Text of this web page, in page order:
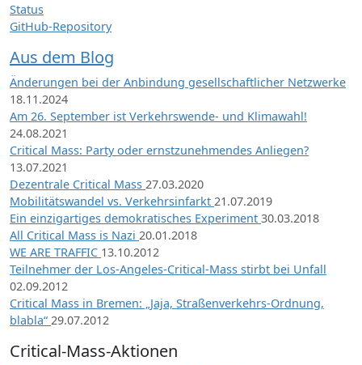
Status
GitHub-Repository
Aus dem Blog
Änderungen bei der Anbindung gesellschaftlicher Netzwerke
18.11.2024
Am 26. September ist Verkehrswende- und Klimawahl!
24.08.2021
Critical Mass: Party oder ernstzunehmendes Anliegen?
13.07.2021
Dezentrale Critical Mass 27.03.2020
Mobilitätswandel vs. Verkehrsinfarkt 21.07.2019
Ein einzigartiges demokratisches Experiment 30.03.2018
All Critical Mass is Nazi 20.01.2018
WE ARE TRAFFIC 13.10.2012
Teilnehmer der Los-Angeles-Critical-Mass stirbt bei Unfall
02.09.2012
Critical Mass in Bremen: „Jaja, Straßenverkehrs-Ordnung,
blabla“ 29.07.2012
Critical-Mass-Aktionen